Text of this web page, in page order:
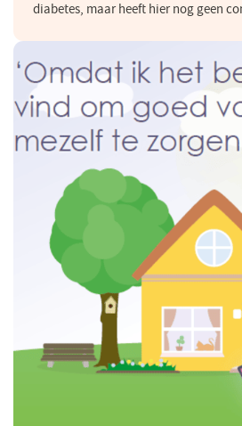
diabetes, maar heeft hier nog geen